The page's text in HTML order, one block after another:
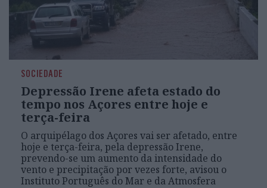
SOCIEDADE
Depressão Irene afeta estado do
tempo nos Açores entre hoje e
terça-feira
O arquipélago dos Açores vai ser afetado, entre
hoje e terça-feira, pela depressão Irene,
prevendo-se um aumento da intensidade do
vento e precipitação por vezes forte, avisou o
Instituto Português do Mar e da Atmosfera